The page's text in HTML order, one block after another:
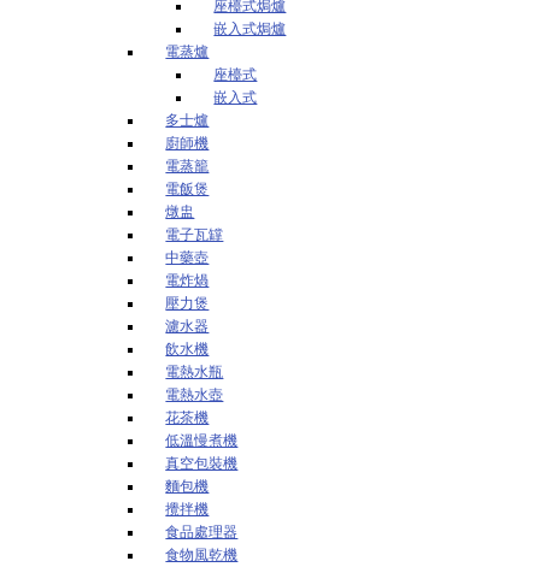
座檯式焗爐
嵌入式焗爐
電蒸爐
座檯式
嵌入式
多士爐
廚師機
電蒸籠
電飯煲
燉盅
電子瓦罉
中藥壺
電炸煱
壓力煲
濾水器
飲水機
電熱水瓶
電熱水壺
花茶機
低溫慢煮機
真空包裝機
麵包機
攪拌機
食品處理器
食物風乾機